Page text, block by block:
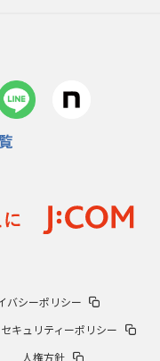
バシーポリシー
セキュリティーポリシー
人権方針